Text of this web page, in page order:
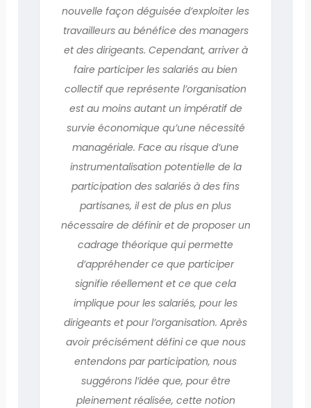
nouvelle façon déguisée d’exploiter les
travailleurs au bénéfice des managers
et des dirigeants. Cependant, arriver à
faire participer les salariés au bien
collectif que représente l’organisation
est au moins autant un impératif de
survie économique qu’une nécessité
managériale. Face au risque d’une
instrumentalisation potentielle de la
participation des salariés à des fins
partisanes, il est de plus en plus
nécessaire de définir et de proposer un
cadrage théorique qui permette
d’appréhender ce que participer
signifie réellement et ce que cela
implique pour les salariés, pour les
dirigeants et pour l’organisation. Après
avoir précisément défini ce que nous
entendons par participation, nous
suggérons l’idée que, pour être
pleinement réalisée, cette notion